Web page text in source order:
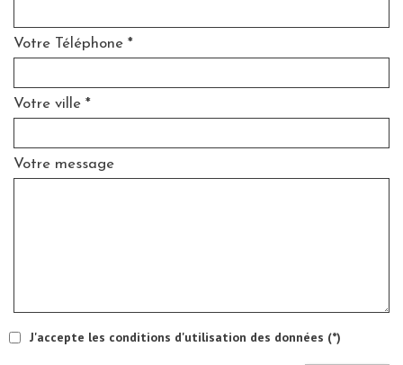
Votre Téléphone *
Votre ville *
Votre message
J'accepte les conditions d'utilisation des données (*)